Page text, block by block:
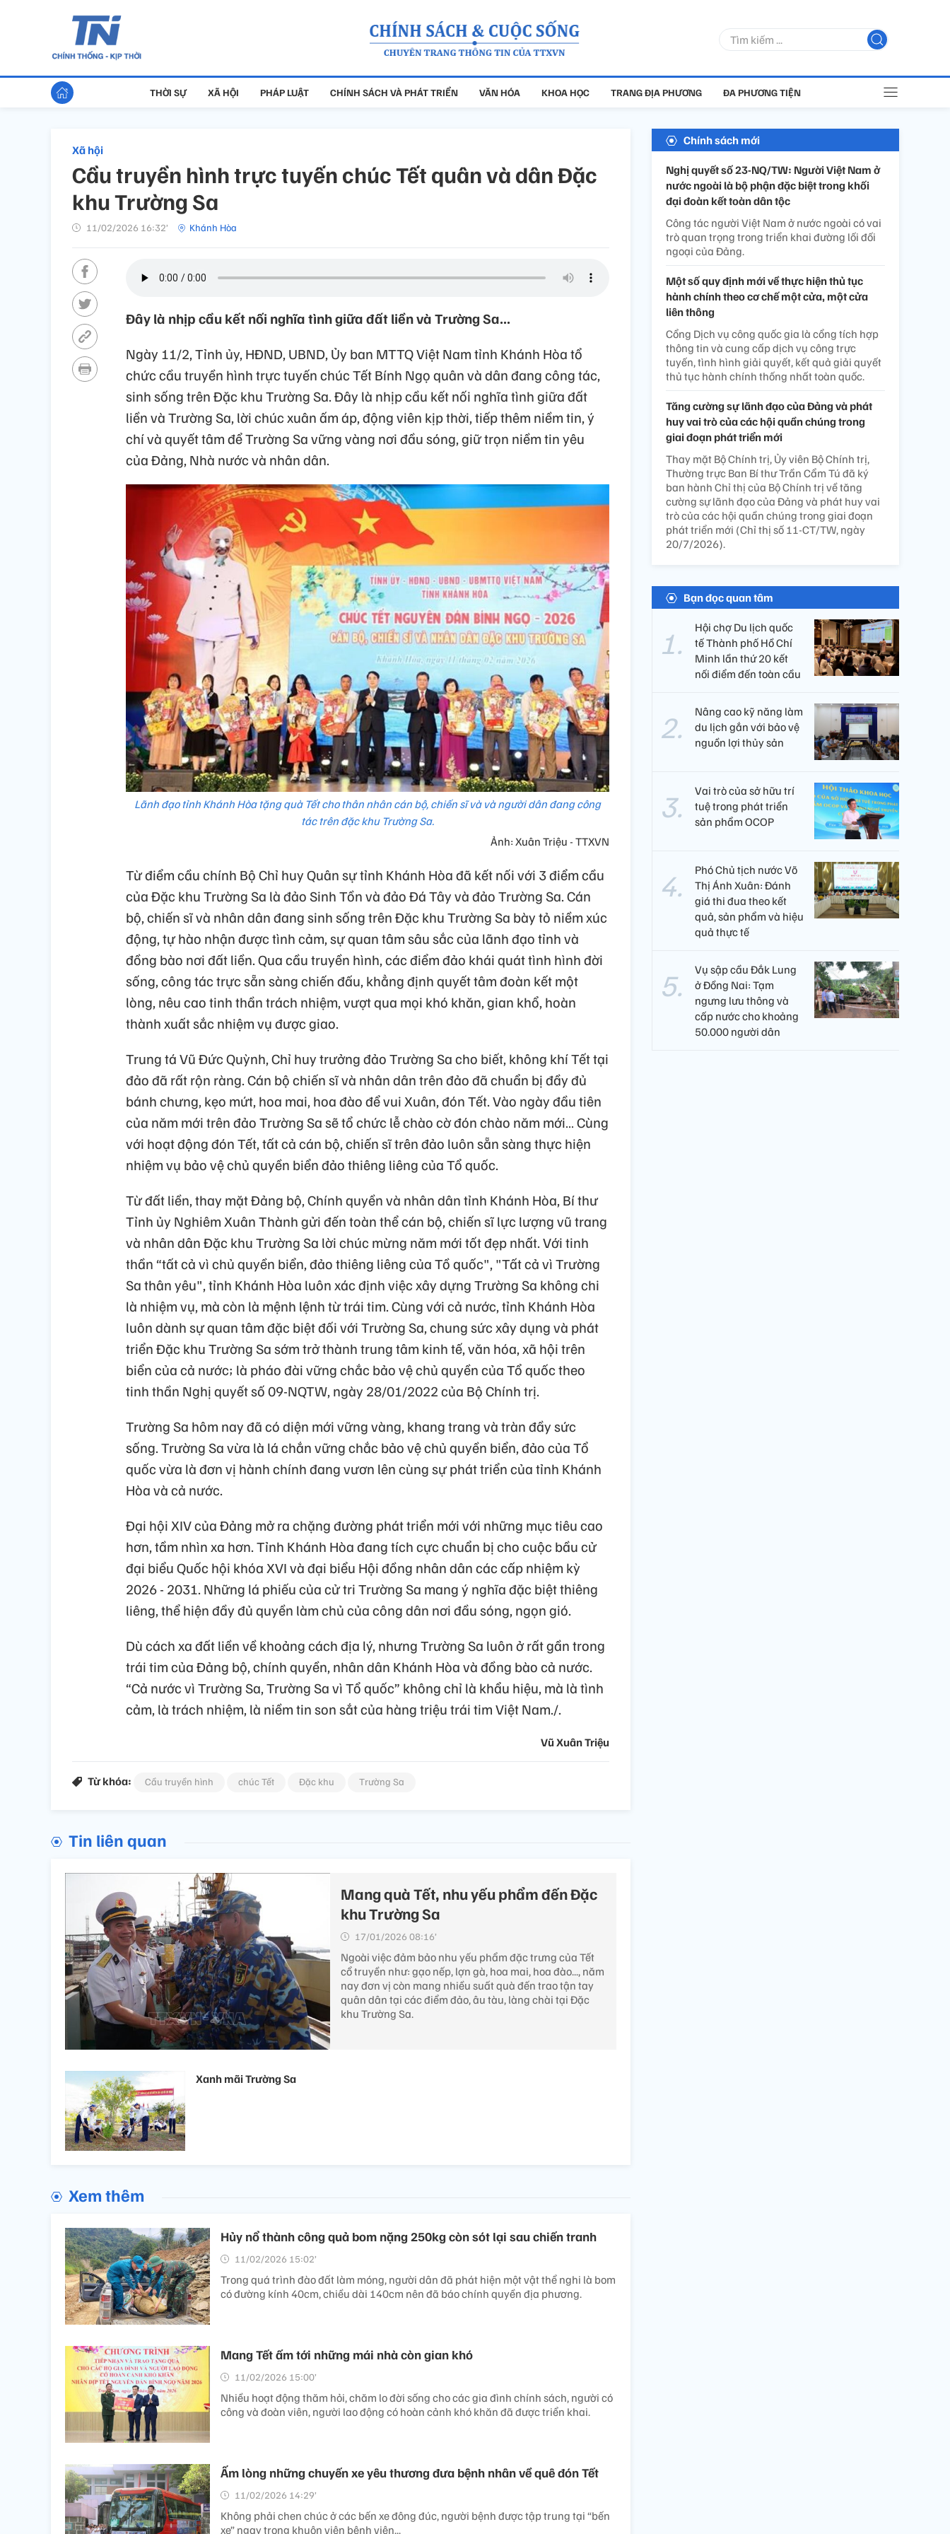
THỜI SỰ XÃ HỘI PHÁP LUẬT CHÍNH SÁCH VÀ PHÁT TRIỂN VĂN HÓA KHOA HỌC TRANG ĐỊA PHƯƠNG ĐA PHƯƠNG TIỆN
Xã hội
Cầu truyền hình trực tuyến chúc Tết quân và dân Đặc
khu Trường Sa
11/02/2026 16:32’ Khánh Hòa
Đây là nhịp cầu kết nối nghĩa tình giữa đất liền và Trường Sa...
Ngày 11/2, Tỉnh ủy, HĐND, UBND, Ủy ban MTTQ Việt Nam tỉnh Khánh Hòa tổ
chức cầu truyền hình trực tuyến chúc Tết Bính Ngọ quân và dân đang công tác,
sinh sống trên Đặc khu Trường Sa. Đây là nhịp cầu kết nối nghĩa tình giữa đất
liền và Trường Sa, lời chúc xuân ấm áp, động viên kịp thời, tiếp thêm niềm tin, ý
chí và quyết tâm để Trường Sa vững vàng nơi đầu sóng, giữ trọn niềm tin yêu
của Đảng, Nhà nước và nhân dân.
Lãnh đạo tỉnh Khánh Hòa tặng quà Tết cho thân nhân cán bộ, chiến sĩ và và người dân đang công
tác trên đặc khu Trường Sa.
Ảnh: Xuân Triệu - TTXVN
Từ điểm cầu chính Bộ Chỉ huy Quân sự tỉnh Khánh Hòa đã kết nối với 3 điểm cầu
của Đặc khu Trường Sa là đảo Sinh Tồn và đảo Đá Tây và đảo Trường Sa. Cán
bộ, chiến sĩ và nhân dân đang sinh sống trên Đặc khu Trường Sa bày tỏ niềm xúc
động, tự hào nhận được tình cảm, sự quan tâm sâu sắc của lãnh đạo tỉnh và
đồng bào nơi đất liền. Qua cầu truyền hình, các điểm đảo khái quát tình hình đời
sống, công tác trực sẵn sàng chiến đấu, khẳng định quyết tâm đoàn kết một
lòng, nêu cao tinh thần trách nhiệm, vượt qua mọi khó khăn, gian khổ, hoàn
thành xuất sắc nhiệm vụ được giao.
Trung tá Vũ Đức Quỳnh, Chỉ huy trưởng đảo Trường Sa cho biết, không khí Tết tại
đảo đã rất rộn ràng. Cán bộ chiến sĩ và nhân dân trên đảo đã chuẩn bị đầy đủ
bánh chưng, kẹo mứt, hoa mai, hoa đào để vui Xuân, đón Tết. Vào ngày đầu tiên
của năm mới trên đảo Trường Sa sẽ tổ chức lễ chào cờ đón chào năm mới… Cùng
với hoạt động đón Tết, tất cả cán bộ, chiến sĩ trên đảo luôn sẵn sàng thực hiện
nhiệm vụ bảo vệ chủ quyền biển đảo thiêng liêng của Tổ quốc.
Từ đất liền, thay mặt Đảng bộ, Chính quyền và nhân dân tỉnh Khánh Hòa, Bí thư
Tỉnh ủy Nghiêm Xuân Thành gửi đến toàn thể cán bộ, chiến sĩ lực lượng vũ trang
và nhân dân Đặc khu Trường Sa lời chúc mừng năm mới tốt đẹp nhất. Với tinh
thần “tất cả vì chủ quyền biển, đảo thiêng liêng của Tồ quốc", "Tất cả vì Trường
Sa thân yêu", tỉnh Khánh Hòa luôn xác định việc xây dựng Trường Sa không chi
là nhiệm vụ, mà còn là mệnh lệnh từ trái tim. Cùng với cả nước, tỉnh Khánh Hòa
luôn dành sự quan tâm đặc biệt đối với Trường Sa, chung sức xây dụng và phát
triển Đặc khu Trường Sa sớm trở thành trung tâm kinh tế, văn hóa, xã hội trên
biển của cả nước; là pháo đài vững chắc bảo vệ chủ quyền của Tổ quốc theo
tinh thần Nghị quyết số 09-NQTW, ngày 28/01/2022 của Bộ Chính trị.
Trường Sa hôm nay đã có diện mới vững vàng, khang trang và tràn đầy sức
sống. Trường Sa vừa là lá chắn vững chắc bảo vệ chủ quyền biển, đảo của Tổ
quốc vừa là đơn vị hành chính đang vươn lên cùng sự phát triển của tỉnh Khánh
Hòa và cả nước.
Đại hội XIV của Đảng mở ra chặng đường phát triển mới với những mục tiêu cao
hơn, tầm nhìn xa hơn. Tỉnh Khánh Hòa đang tích cực chuẩn bị cho cuộc bầu cử
đại biểu Quốc hội khóa XVI và đại biểu Hội đồng nhân dân các cấp nhiệm kỳ
2026 - 2031. Những lá phiếu của cử tri Trường Sa mang ý nghĩa đặc biệt thiêng
liêng, thể hiện đầy đủ quyền làm chủ của công dân nơi đầu sóng, ngọn gió.
Dù cách xa đất liền về khoảng cách địa lý, nhưng Trường Sa luôn ở rất gần trong
trái tim của Đảng bộ, chính quyền, nhân dân Khánh Hòa và đồng bào cả nước.
“Cả nước vì Trường Sa, Trường Sa vì Tổ quốc” không chỉ là khẩu hiệu, mà là tình
cảm, là trách nhiệm, là niềm tin son sắt của hàng triệu trái tim Việt Nam./.
Vũ Xuân Triệu
Từ khóa: Cầu truyền hình chúc Tết Đặc khu Trường Sa
Tin liên quan
Mang quà Tết, nhu yếu phẩm đến Đặc
khu Trường Sa
17/01/2026 08:16’
Ngoài việc đảm bảo nhu yếu phẩm đặc trưng của Tết
cổ truyền như: gạo nếp, lợn gà, hoa mai, hoa đào..., năm
nay đơn vị còn mang nhiều suất quà đến trao tận tay
quân dân tại các điểm đảo, âu tàu, làng chài tại Đặc
khu Trường Sa.
Xanh mãi Trường Sa
Xem thêm
Hủy nổ thành công quả bom nặng 250kg còn sót lại sau chiến tranh
11/02/2026 15:02’
Trong quá trình đào đất làm móng, người dân đã phát hiện một vật thể nghi là bom
có đường kính 40cm, chiều dài 140cm nên đã báo chính quyền địa phương.
Mang Tết ấm tới những mái nhà còn gian khó
11/02/2026 15:00’
Nhiều hoạt động thăm hỏi, chăm lo đời sống cho các gia đình chính sách, người có
công và đoàn viên, người lao động có hoàn cảnh khó khăn đã được triển khai.
Ấm lòng những chuyến xe yêu thương đưa bệnh nhân về quê đón Tết
11/02/2026 14:29’
Không phải chen chúc ở các bến xe đông đúc, người bệnh được tập trung tại “bến
xe” ngay trong khuôn viên bệnh viện...
Chính sách mới
Nghị quyết số 23-NQ/TW: Người Việt Nam ở
nước ngoài là bộ phận đặc biệt trong khối
đại đoàn kết toàn dân tộc
Công tác người Việt Nam ở nước ngoài có vai
trò quan trọng trong triển khai đường lối đối
ngoại của Đảng.
Một số quy định mới về thực hiện thủ tục
hành chính theo cơ chế một cửa, một cửa
liên thông
Cổng Dịch vụ công quốc gia là cổng tích hợp
thông tin và cung cấp dịch vụ công trực
tuyến, tình hình giải quyết, kết quả giải quyết
thủ tục hành chính thống nhất toàn quốc.
Tăng cường sự lãnh đạo của Đảng và phát
huy vai trò của các hội quần chúng trong
giai đoạn phát triển mới
Thay mặt Bộ Chính trị, Ủy viên Bộ Chính trị,
Thường trực Ban Bí thư Trần Cẩm Tú đã ký
ban hành Chỉ thị của Bộ Chính trị về tăng
cường sự lãnh đạo của Đảng và phát huy vai
trò của các hội quần chúng trong giai đoạn
phát triển mới (Chỉ thị số 11-CT/TW, ngày
20/7/2026).
Bạn đọc quan tâm
Hội chợ Du lịch quốc
tế Thành phố Hồ Chí
Minh lần thứ 20 kết
nối điểm đến toàn cầu
Nâng cao kỹ năng làm
du lịch gắn với bảo vệ
nguồn lợi thủy sản
Vai trò của sở hữu trí
tuệ trong phát triển
sản phẩm OCOP
Phó Chủ tịch nước Võ
Thị Ánh Xuân: Đánh
giá thi đua theo kết
quả, sản phẩm và hiệu
quả thực tế
Vụ sập cầu Đắk Lung
ở Đồng Nai: Tạm
ngưng lưu thông và
cấp nước cho khoảng
50.000 người dân